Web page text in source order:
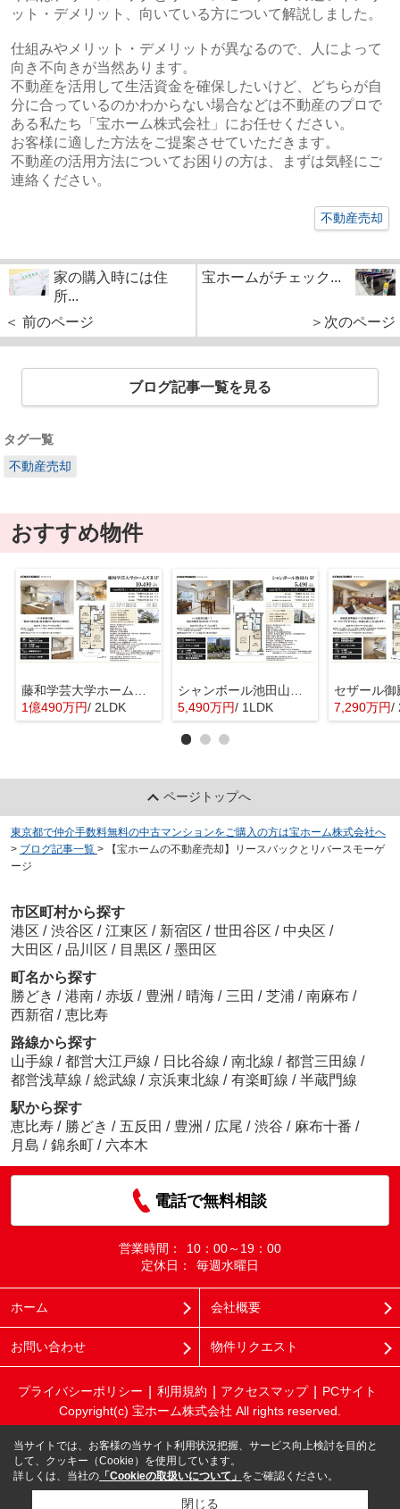
ット・デメリット、向いている方について解説しました。
仕組みやメリット・デメリットが異なるので、人によって
向き不向きが当然あります。
不動産を活用して生活資金を確保したいけど、どちらが自
分に合っているのかわからない場合などは不動産のプロで
ある私たち「宝ホーム株式会社」にお任せください。
お客様に適した方法をご提案させていただきます。
不動産の活用方法についてお困りの方は、まずは気軽にご
連絡ください。
不動産売却
家の購入時には住
所...
＜ 前のページ
宝ホームがチェック...
＞次のページ
ブログ記事一覧を見る
タグ一覧
不動産売却
おすすめ物件
1億490万円/ 2LDK
5,490万円/ 1LDK 7,290万円/
ページトップへ
東京都で仲介手数料無料の中古マンションをご購入の方は宝ホーム株式会社へ
> ブログ記事一覧 >
【宝ホームの不動産売却】リースバックとリバースモーゲ
ージ
市区町村から探す
港区 / 渋谷区 / 江東区 / 新宿区 / 世田谷区 / 中央区 /
大田区 / 品川区 / 目黒区 / 墨田区
町名から探す
勝どき / 港南 / 赤坂 / 豊洲 / 晴海 / 三田 / 芝浦 / 南麻布 /
西新宿 / 恵比寿
路線から探す
山手線 / 都営大江戸線 / 日比谷線 / 南北線 / 都営三田線 /
都営浅草線 / 総武線 / 京浜東北線 / 有楽町線 / 半蔵門線
駅から探す
恵比寿 / 勝どき / 五反田 / 豊洲 / 広尾 / 渋谷 / 麻布十番 /
月島 / 錦糸町 / 六本木
電話で無料相談
営業時間：
10：00～19：00
定休日：
毎週水曜日
ホーム 会社概要
お問い合わせ 物件リクエスト
プライバシーポリシー 利用規約 アクセスマップ
PCサイト
Copyright(c) 宝ホーム株式会社 All rights reserved.
当サイトでは、お客様の当サイト利用状況把握、サービス向上検討を目的と
して、クッキー（Cookie）を使用しています。
詳しくは、当社の 「Cookieの取扱いについて」 をご確認ください。
閉じる